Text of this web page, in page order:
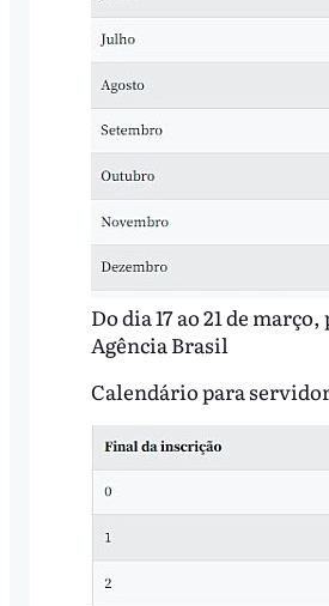
Do dia 17 ao 21 de
Agência Brasil
Calendário para